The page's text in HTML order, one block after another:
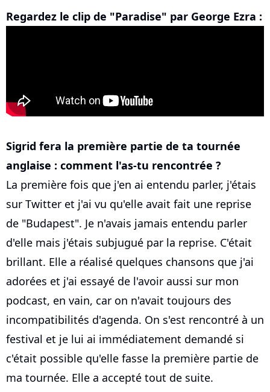
Regardez le clip de "Paradise" par George Ezra :
Sigrid fera la première partie de ta tournée
anglaise : comment l'as-tu rencontrée ?
La première fois que j'en ai entendu parler, j'étais
sur Twitter et j'ai vu qu'elle avait fait une reprise
de "Budapest". Je n'avais jamais entendu parler
d'elle mais j'étais subjugué par la reprise. C'était
brillant. Elle a réalisé quelques chansons que j'ai
adorées et j'ai essayé de l'avoir aussi sur mon
podcast, en vain, car on n'avait toujours des
incompatibilités d'agenda. On s'est rencontré à un
festival et je lui ai immédiatement demandé si
c'était possible qu'elle fasse la première partie de
ma tournée. Elle a accepté tout de suite.